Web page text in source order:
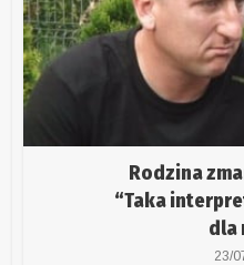
Rodzina
“Taka
dla
23/